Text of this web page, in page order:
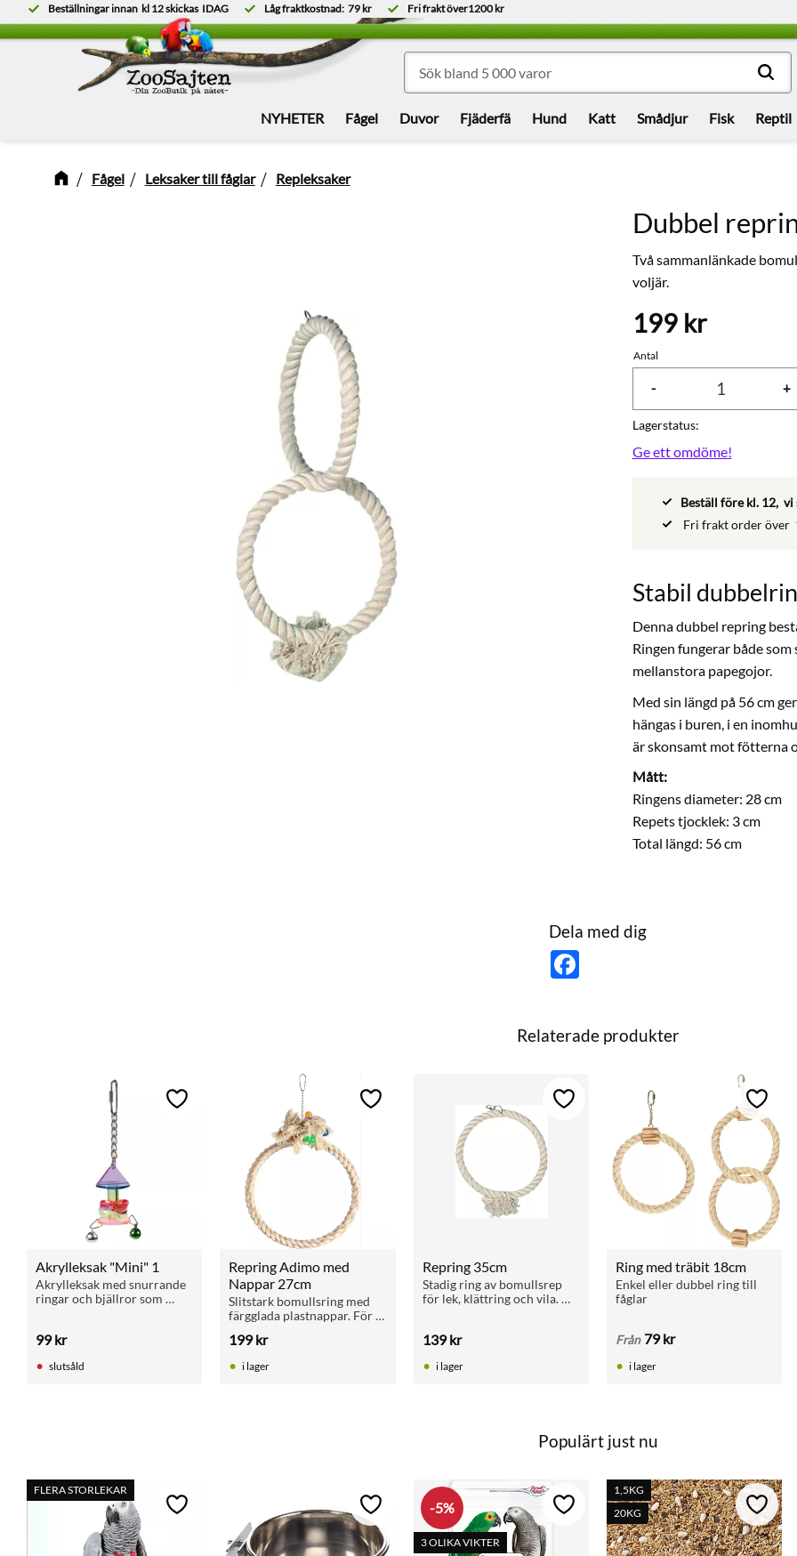
Beställningar innan kl 12skickas IDAG Låg fraktkostnad: 79 kr Fri frakt över1200 kr
NYHETER Fågel Duvor Fjäderfä Hund Katt Smådjur Fisk Reptil
Fågel Leksaker till fåglar Repleksaker
Dubbel
Två sammanlänkade
voljär.
199kr
Antal
+
-
Lagerstatus
Ge ett omdöme!
Beställ före kl. 12, vi
Fri frakt order över
Stabil
Denna dubbel repring
Ringen fungerar både
mellanstora papegojor.
Med sin längd på 56 cm
hängas i buren, i en
är skonsamt mot fötterna
Mått:
Ringens diameter: 28 cm
Repets tjocklek: 3 cm
Total längd: 56 cm
Dela med dig
o
Relaterade produkter
Akrylleksak "Mini" 1
Akrylleksak med snurrande
ringar och bjällror som
burfåglar.
99kr
Lägg till i favoriter
slutsåld
Repring Adimo med
Nappar 27cm
Slitstark bomullsring med
färgglada plastnappar. För
papegojor. Enkel
199kr
Lägg till i favoriter
i lager
Repring 35cm
Stadig ring av bomullsrep
för lek, klättring och vila.
139kr
Lägg till i favoriter
i lager
Ring med träbit 18cm
Enkel eller dubbel ring till
fåglar
Från 79kr
Lägg
i lager
Populärt just nu
FLERA STORLEKAR
Lägg till i favoriter Lägg till i favoriter
5%
3 OLIKA VIKTER
Lägg till i favoriter
1,5KG
20KG
Lägg